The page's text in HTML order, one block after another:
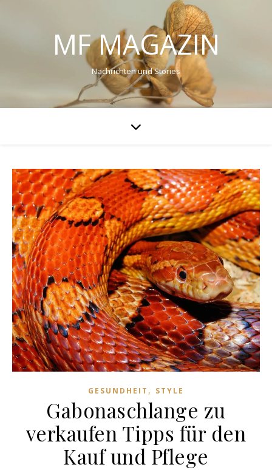
MF MAGAZIN
Nachrichten und Stories
GESUNDHEIT , STYLE
Gabonaschlange zu
verkaufen Tipps für den
Kauf und Pflege